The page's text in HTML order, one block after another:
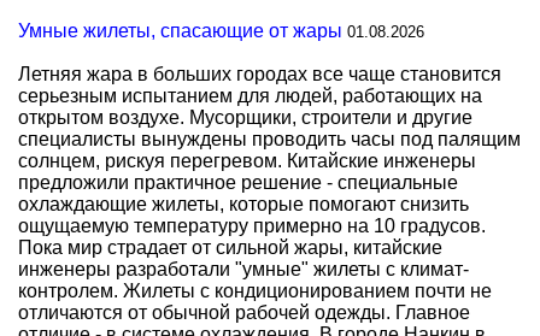
Умные жилеты, спасающие от жары 01.08.2026
Летняя жара в больших городах все чаще становится
серьезным испытанием для людей, работающих на
открытом воздухе. Мусорщики, строители и другие
специалисты вынуждены проводить часы под палящим
солнцем, рискуя перегревом. Китайские инженеры
предложили практичное решение - специальные
охлаждающие жилеты, которые помогают снизить
ощущаемую температуру примерно на 10 градусов.
Пока мир страдает от сильной жары, китайские
инженеры разработали "умные" жилеты с климат-
контролем. Жилеты с кондиционированием почти не
отличаются от обычной рабочей одежды. Главное